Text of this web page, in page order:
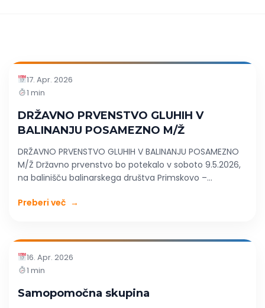
17. Apr. 2026
1 min
DRŽAVNO PRVENSTVO GLUHIH V
BALINANJU POSAMEZNO M/Ž
DRŽAVNO PRVENSTVO GLUHIH V BALINANJU POSAMEZNO
M/Ž Državno prvenstvo bo potekalo v soboto 9.5.2026,
na balinišču balinarskega društva Primskovo –...
Preberi več →
16. Apr. 2026
1 min
Samopomočna skupina